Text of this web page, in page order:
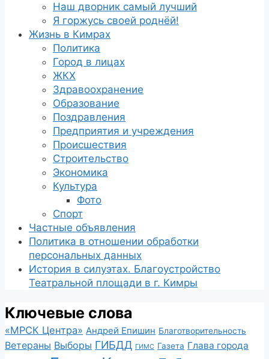
Наш дворник самый лучший
Я горжусь своей роднёй!
Жизнь в Кимрах
Политика
Город в лицах
ЖКХ
Здравоохранение
Образование
Поздравления
Предприятия и учреждения
Происшествия
Строительство
Экономика
Культура
Фото
Спорт
Частные объявления
Политика в отношении обработки
персональных данных
История в силуэтах. Благоустройство
Театральной площади в г. Кимры
Ключевые слова
«МРСК Центра» Андрей Епишин Благотворительность
Ветераны Выборы ГИБДД ГИМС Газета Глава города